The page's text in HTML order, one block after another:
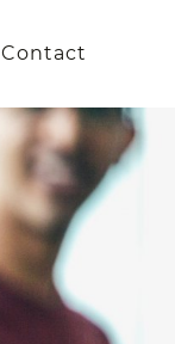
Contact